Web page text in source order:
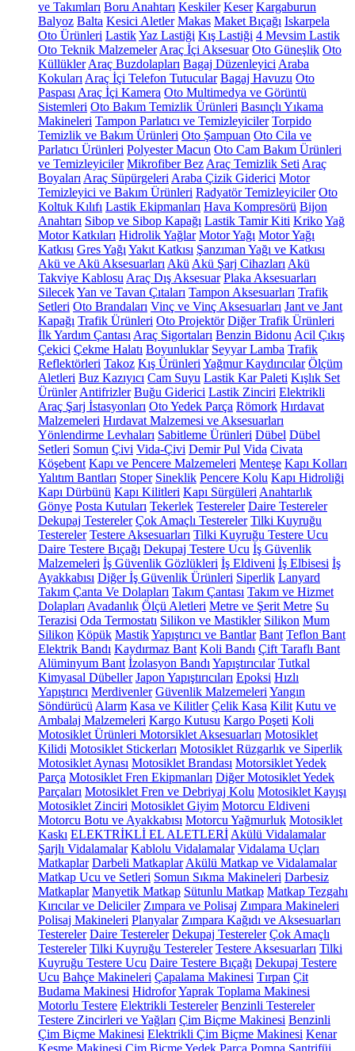
ve Takımları Boru Anahtarı Keskiler Keser Kargaburun
Balyoz Balta Kesici Aletler Makas Maket Bıçağı Iskarpela
Oto Ürünleri LastikYaz Lastiği Kış Lastiği 4 Mevsim Lastik
Oto Teknik Malzemeler Araç İçi Aksesuar Oto Güneşlik Oto
Küllükler Araç Buzdolapları Bagaj Düzenleyici Araba
Kokuları Araç İçi Telefon Tutucular Bagaj Havuzu Oto
Paspası Araç İçi Kamera Oto Multimedya ve Görüntü
Sistemleri Oto Bakım Temizlik Ürünleri Basınçlı Yıkama
Makineleri Tampon Parlatıcı ve Temizleyiciler Torpido
Temizlik ve Bakım Ürünleri Oto Şampuan Oto Cila ve
Parlatıcı Ürünleri Polyester Macun Oto Cam Bakım Ürünleri
ve Temizleyiciler Mikrofiber Bez Araç Temizlik Seti Araç
Boyaları Araç Süpürgeleri Araba Çizik Giderici Motor
Temizleyici ve Bakım Ürünleri Radyatör Temizleyiciler Oto
Koltuk Kılıfı Lastik Ekipmanları Hava Kompresörü Bijon
Anahtarı Sibop ve Sibop Kapağı Lastik Tamir Kiti KrikoYağ
Motor Katkıları Hidrolik Yağlar Motor Yağı Motor Yağı
Katkısı Gres Yağı Yakıt Katkısı Şanzıman Yağı ve Katkısı
Akü ve Akü Aksesuarları Akü Akü Şarj Cihazları Akü
Takviye Kablosu Araç Dış Aksesuar Plaka Aksesuarları
SilecekYan ve Tavan Çıtaları Tampon Aksesuarları Trafik
Setleri Oto Brandaları Vinç ve Vinç Aksesuarları Jant ve Jant
Kapağı Trafik Ürünleri Oto Projektör Diğer Trafik Ürünleri
İlk Yardım Çantası Araç Sigortaları Benzin Bidonu Acil Çıkış
Çekici Çekme Halatı Boyunluklar Seyyar Lamba Trafik
Reflektörleri Takoz Kış Ürünleri Yağmur Kaydırıcılar Ölçüm
Aletleri Buz Kazıyıcı Cam Suyu Lastik Kar Paleti Kışlık Set
Ürünler Antifrizler Buğu Giderici Lastik Zinciri Elektrikli
Araç Şarj İstasyonları Oto Yedek Parça Römork Hırdavat
Malzemeleri Hırdavat Malzemesi ve Aksesuarları
Yönlendirme Levhaları Sabitleme Ürünleri Dübel Dübel
Setleri Somun Çivi Vida-Çivi Demir Pul Vida Civata
Köşebent Kapı ve Pencere Malzemeleri Menteşe Kapı Kolları
Yalıtım Bantları Stoper Sineklik Pencere Kolu Kapı Hidroliği
Kapı Dürbünü Kapı Kilitleri Kapı Sürgüleri Anahtarlık
Gönye Posta Kutuları Tekerlek Testereler Daire Testereler
Dekupaj Testereler Çok Amaçlı Testereler Tilki Kuyruğu
Testereler Testere Aksesuarları Tilki Kuyruğu Testere Ucu
Daire Testere Bıçağı Dekupaj Testere Ucu İş Güvenlik
Malzemeleri İş Güvenlik Gözlükleri İş Eldiveni İş Elbisesi İş
Ayakkabısı Diğer İş Güvenlik Ürünleri Siperlik Lanyard
Takım Çanta Ve Dolapları Takım Çantası Takım ve Hizmet
Dolapları Avadanlık Ölçü Aletleri Metre ve Şerit Metre Su
Terazisi Oda Termostatı Silikon ve Mastikler Silikon Mum
Silikon Köpük MastikYapıştırıcı ve Bantlar Bant Teflon Bant
Elektrik Bandı Kaydırmaz Bant Koli Bandı Çift Taraflı Bant
Alüminyum Bant İzolasyon Bandı Yapıştırıcılar Tutkal
Kimyasal Dübeller Japon Yapıştırıcıları Epoksi Hızlı
Yapıştırıcı Merdivenler Güvenlik Malzemeleri Yangın
Söndürücü Alarm Kasa ve Kilitler Çelik Kasa Kilit Kutu ve
Ambalaj Malzemeleri Kargo Kutusu Kargo Poşeti Koli
Motosiklet Ürünleri Motorsiklet Aksesuarları Motosiklet
Kilidi Motosiklet Stickerları Motosiklet Rüzgarlık ve Siperlik
Motosiklet Aynası Motosiklet Brandası Motorsiklet Yedek
Parça Motosiklet Fren Ekipmanları Diğer Motosiklet Yedek
Parçaları Motosiklet Fren ve Debriyaj Kolu Motosiklet Kayışı
Motosiklet Zinciri Motosiklet Giyim Motorcu Eldiveni
Motorcu Botu ve Ayakkabısı Motorcu Yağmurluk Motosiklet
Kaskı ELEKTRİKLİ EL ALETLERİ Akülü Vidalamalar
Şarjlı Vidalamalar Kablolu Vidalamalar Vidalama Uçları
Matkaplar Darbeli Matkaplar Akülü Matkap ve Vidalamalar
Matkap Ucu ve Setleri Somun Sıkma Makineleri Darbesiz
Matkaplar Manyetik Matkap Sütunlu Matkap Matkap Tezgahı
Kırıcılar ve Deliciler Zımpara ve Polisaj Zımpara Makineleri
Polisaj Makineleri Planyalar Zımpara Kağıdı ve Aksesuarları
Testereler Daire Testereler Dekupaj Testereler Çok Amaçlı
Testereler Tilki Kuyruğu Testereler Testere Aksesuarları Tilki
Kuyruğu Testere Ucu Daire Testere Bıçağı Dekupaj Testere
Ucu Bahçe Makineleri Çapalama Makinesi Tırpan Çit
Budama Makinesi HidroforYaprak Toplama Makinesi
Motorlu Testere Elektrikli Testereler Benzinli Testereler
Testere Zincirleri ve Yağları Çim Biçme Makinesi Benzinli
Çim Biçme Makinesi Elektrikli Çim Biçme Makinesi Kenar
Kesme Makinesi Çim Biçme Yedek Parça Pompa Santrifüj